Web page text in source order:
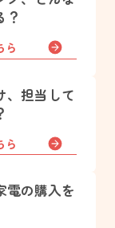
？
ら
、担当して
ら
電の購入を